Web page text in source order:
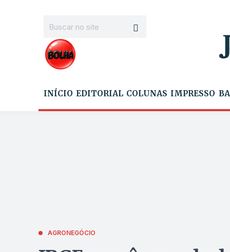
INÍCIO EDITORIAL COLUNAS IMPRESSO
AGRONEGÓCIO